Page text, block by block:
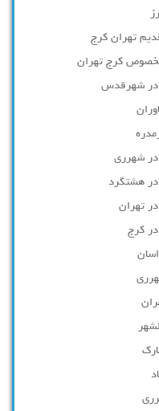
تهران کرج
کرج تهران
در شهرقدس
در شهرری
در هشتگرد
تهران
در کرج